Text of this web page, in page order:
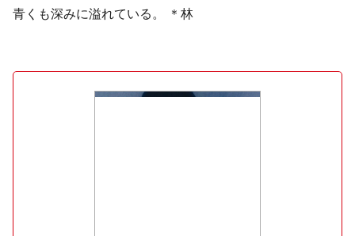
青くも深みに溢れている。 ＊林